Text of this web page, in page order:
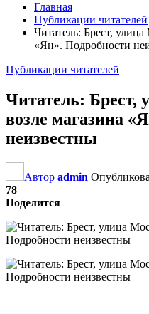
Главная
Публикации читателей
Читатель: Брест, улица
«Ян». Подробности
Публикации читателей
Читатель: Брест,
возле магазина
неизвестны
Автор admin
78
Поделится